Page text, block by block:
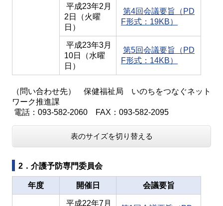
平成23年2月
2日（火曜
日）
第4回会議要旨（PD
F形式：19KB）
平成23年3月
10日（水曜
日）
第5回会議要旨（PD
F形式：14KB）
（問い合わせ先） 保健福祉局 いのちをつなぐネット
ワーク推進課
電話：093-582-2060 FAX：093-582-2095
表のサイズを切り替える
2．介護予防専門委員会
年度 開催日 会議要旨
平成22年7月